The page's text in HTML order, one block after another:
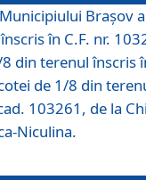
Braşov a
în C.F. nr.
din terenul înscris
de 1/8 din
103261, de la
Niculina.